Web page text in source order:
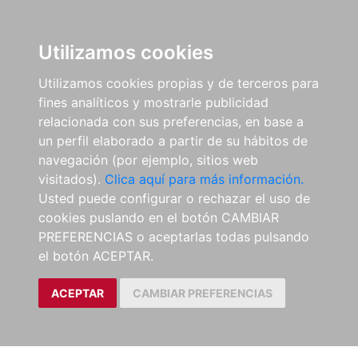
Utilizamos cookies
Utilizamos cookies propias y de terceros para
fines analíticos y mostrarle publicidad
relacionada con sus preferencias, en base a
un perfil elaborado a partir de su hábitos de
navegación (por ejemplo, sitios web
visitados). Clica aquí para más información.
Usted puede configurar o rechazar el uso de
cookies puslando en el botón CAMBIAR
PREFERENCIAS o aceptarlas todas pulsando
el botón ACEPTAR.
ACEPTAR CAMBIAR PREFERENCIAS